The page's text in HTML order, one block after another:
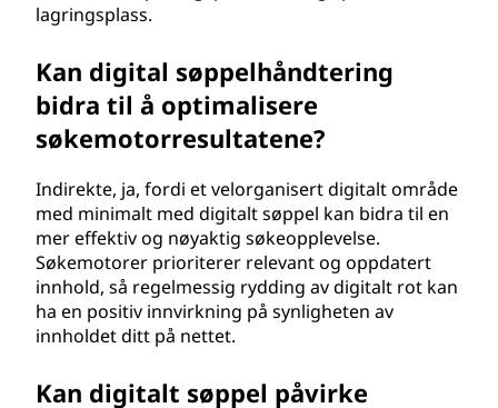
lagringsplass.
Kan digital søppelhåndtering
bidra til å optimalisere
søkemotorresultatene?
Indirekte, ja, fordi et velorganisert digitalt område
med minimalt med digitalt søppel kan bidra til en
mer effektiv og nøyaktig søkeopplevelse.
Søkemotorer prioriterer relevant og oppdatert
innhold, så regelmessig rydding av digitalt rot kan
ha en positiv innvirkning på synligheten av
innholdet ditt på nettet.
Kan digitalt søppel påvirke